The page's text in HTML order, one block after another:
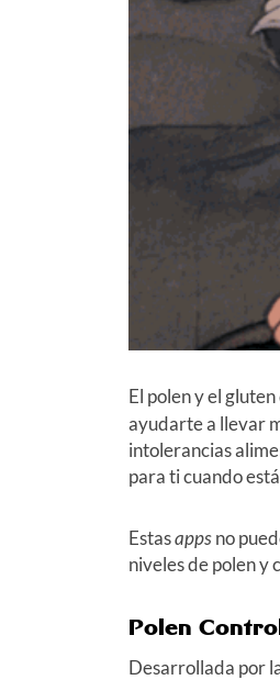
El polen y el
ayudarte a llevar
intolerancias
para ti cuando
Estasappsno
niveles de polen y
Polen
Desarrollada por